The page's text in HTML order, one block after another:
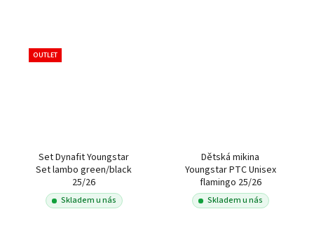
OUTLET
Set Dynafit Youngstar
Set lambo green/black
25/26
Skladem u nás
Dětská mikina
Youngstar PTC Unisex
flamingo 25/26
Skladem u nás